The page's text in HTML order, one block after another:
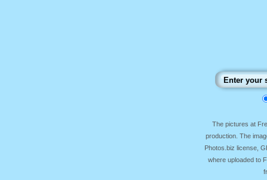
The pictures at
production. The
Photos.biz license,
where uploaded to